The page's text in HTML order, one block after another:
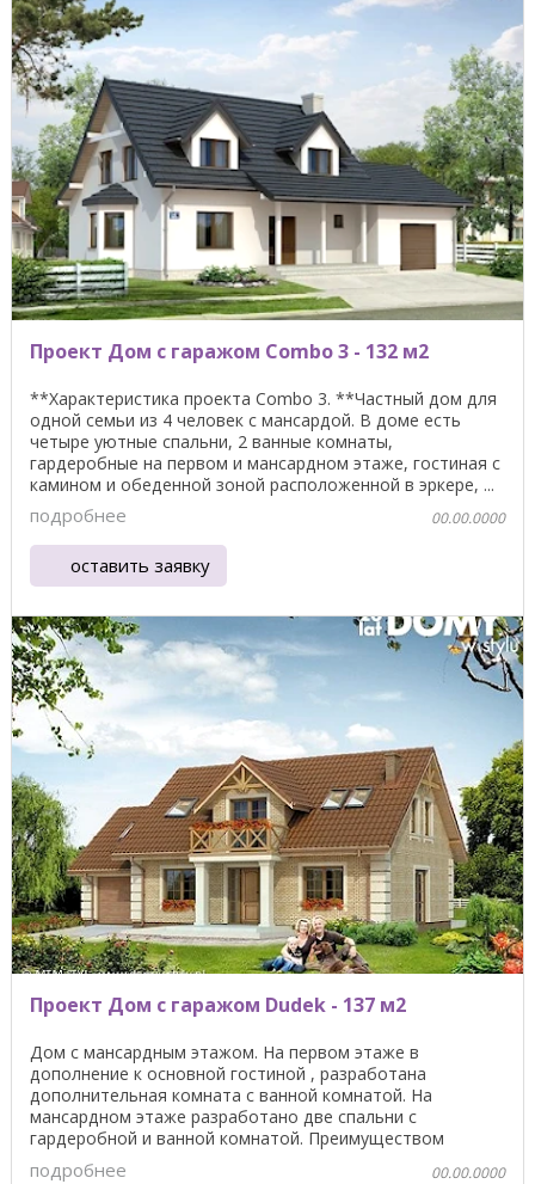
Проект Дом с гаражом Combo 3 - 132 м2
**Характеристика проекта Combo 3. **Частный дом для
одной семьи из 4 человек с мансардой. В доме есть
четыре уютные спальни, 2 ванные комнаты,
гардеробные на первом и мансардном этаже, гостиная с
камином и обеденной зоной расположенной в эркере, ...
подробнее 00.00.0000
оставить заявку
Проект Дом с гаражом Dudek - 137 м2
Дом с мансардным этажом. На первом этаже в
дополнение к основной гостиной , разработана
дополнительная комната с ванной комнатой. На
мансардном этаже разработано две спальни с
гардеробной и ванной комнатой. Преимуществом
проекта является крытая ...
подробнее 00.00.0000